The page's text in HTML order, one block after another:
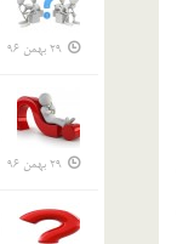
29 بهمن 96
29 بهمن 96